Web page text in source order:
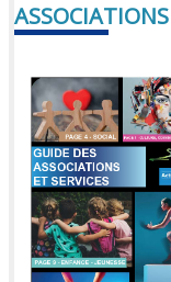
ASSOCIATIONS